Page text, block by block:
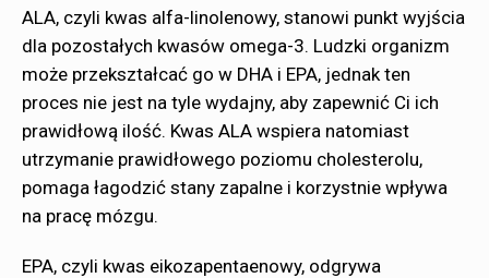
ALA, czyli kwas alfa-linolenowy, stanowi punkt wyjścia
dla pozostałych kwasów omega-3. Ludzki organizm
może przekształcać go w DHA i EPA, jednak ten
proces nie jest na tyle wydajny, aby zapewnić Ci ich
prawidłową ilość. Kwas ALA wspiera natomiast
utrzymanie prawidłowego poziomu cholesterolu,
pomaga łagodzić stany zapalne i korzystnie wpływa
na pracę mózgu.
EPA, czyli kwas eikozapentaenowy, odgrywa